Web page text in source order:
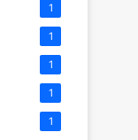
1
1
1
1
1